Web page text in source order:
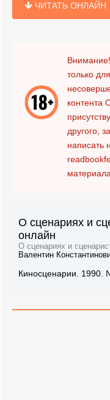
ЧИТАТЬ ОНЛАЙН
только
контента
другого,
написать
материала
О сценариях и
онлайн
О сценариях и
Валентин
Киносценарии. 1990.